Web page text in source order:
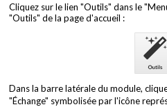
Cliquez sur le lien "Outils" dans le
"Outils" de la page d'accueil :
Dans la barre latérale du module,
"Échange" symbolisée par l'icône